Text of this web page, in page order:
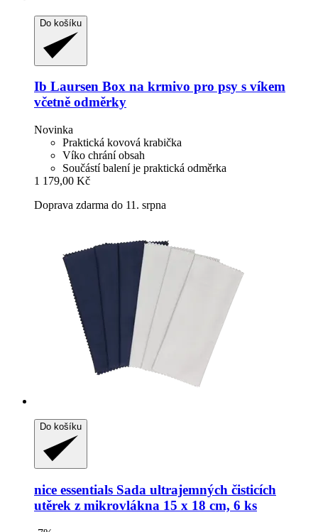
Do košíku
Ib Laursen Box na krmivo pro psy s víkem
včetně odměrky
Novinka
Praktická kovová krabička
Víko chrání obsah
Součástí balení je praktická odměrka
1 179,00 Kč
Doprava zdarma do 11. srpna
Do košíku
nice essentials Sada ultrajemných čisticích
utěrek z mikrovlákna 15 x 18 cm, 6 ks